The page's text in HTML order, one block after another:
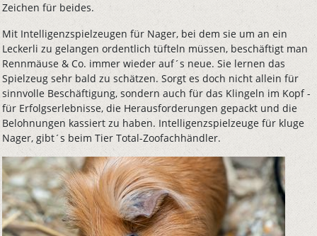
Zeichen für beides.
Mit Intelligenzspielzeugen für Nager, bei dem sie um an ein
Leckerli zu gelangen ordentlich tüfteln müssen, beschäftigt man
Rennmäuse & Co. immer wieder auf´s neue. Sie lernen das
Spielzeug sehr bald zu schätzen. Sorgt es doch nicht allein für
sinnvolle Beschäftigung, sondern auch für das Klingeln im Kopf -
für Erfolgserlebnisse, die Herausforderungen gepackt und die
Belohnungen kassiert zu haben. Intelligenzspielzeuge für kluge
Nager, gibt´s beim Tier Total-Zoofachhändler.